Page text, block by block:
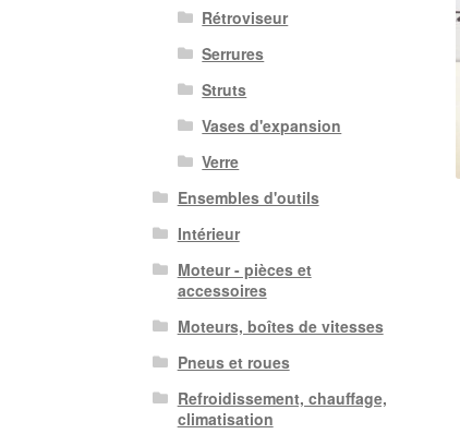
Rétroviseur
Serrures
Struts
Vases d'expansion
Verre
Ensembles d'outils
Intérieur
Moteur - pièces et
accessoires
Moteurs, boîtes de vitesses
Pneus et roues
Refroidissement, chauffage,
climatisation